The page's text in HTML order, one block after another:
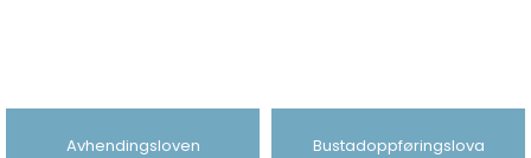
Avhendingsloven Bustadoppføringslova